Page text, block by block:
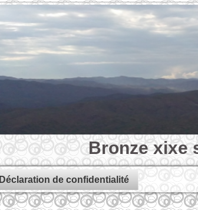
Bronze xixe
Déclaration de confidentialité